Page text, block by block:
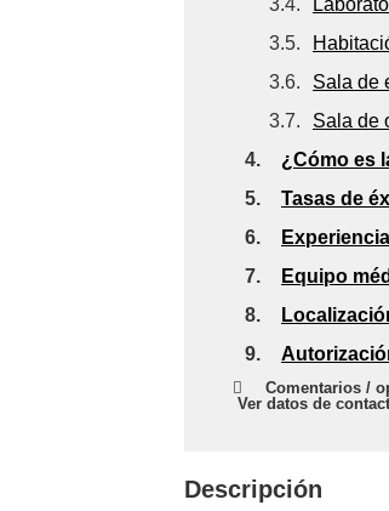
3.4.
3.5.
3.6.
Sala de
3.7.
Sala de
4.
¿Cómo es
5.
Tasas de
6.
7.
Equipo
8.
9.
Comentarios /
Ver datos de
Descripción